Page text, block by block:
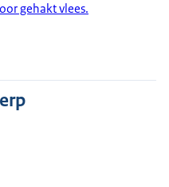
gehakt vlees.